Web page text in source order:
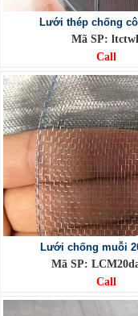
Lưới thép chống
Mã SP:
Call
Lưới chống muỗi
Mã SP:
Call